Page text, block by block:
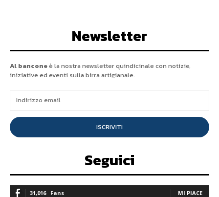
Newsletter
Al banconeè la nostra newsletter quindicinale con notizie,
iniziative ed eventi sulla birra artigianale.
ISCRIVITI
Seguici
31,016 Fans MI PIACE